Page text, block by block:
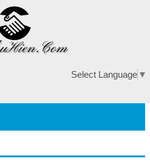
Select Language ▼